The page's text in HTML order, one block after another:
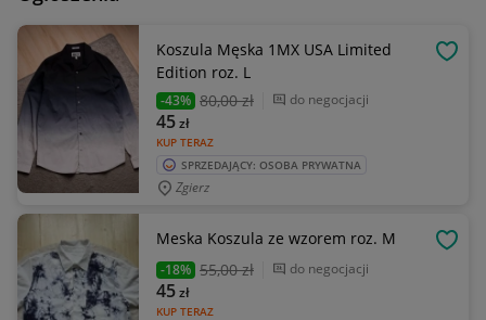
Koszula Męska 1MX USA Limited
Edition roz. L
-43% 80,00 zł do negocjacji
KUP TERAZ
45zł
SPRZEDAJĄCY: OSOBA PRYWATNA
Zgierz
Meska Koszula ze wzorem roz. M
-18% 55,00 zł do negocjacji
KUP TERAZ
45zł